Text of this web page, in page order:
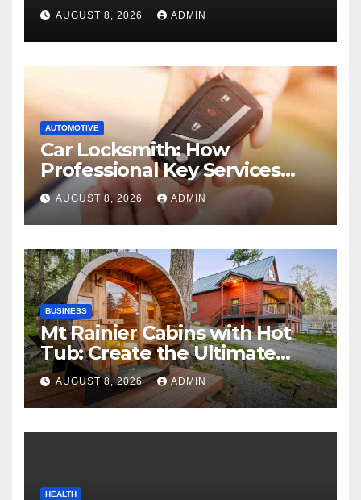
Project Needs
AUGUST 8, 2026 ADMIN
AUTOMOTIVE
Car Locksmith: How
Professional Key Services
Can Help in an Emergency
AUGUST 8, 2026 ADMIN
BUSINESS
Mt Rainier Cabins with Hot
Tub: Create the Ultimate
Cozy Mountain Vacation
Experience
AUGUST 8, 2026 ADMIN
HEALTH